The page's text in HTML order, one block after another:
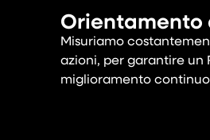
Orientamento
Misuriamo
azioni, per garantire un
miglioramento